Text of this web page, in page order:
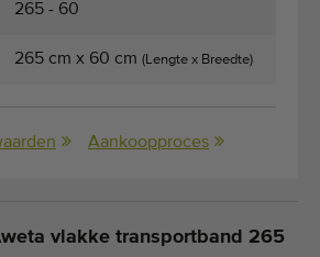
265 - 60
265 cm x 60 cm (Lengte x Breedte)
Aankoopproces
vlakke transportband 265